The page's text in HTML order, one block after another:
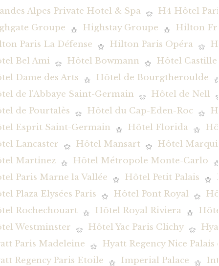
Alpes Private Hotel & Spa
H4 Hôtel
Groupe
Highstay Groupe
Hilton
Paris La Défense
Hilton Paris Opéra
Bel Ami
Hôtel Bowmann
Hôtel Castille
Dame des Arts
Hôtel de Bourgtheroulde
de l'Abbaye Saint-Germain
Hôtel de Nell
de Pourtalès
Hôtel du Cap-Eden-Roc
Esprit Saint-Germain
Hôtel Florida
Lancaster
Hôtel Mansart
Hôtel
Martinez
Hôtel Métropole Monte-Carlo
Paris Marne la Vallée
Hôtel Petit Palais
Plaza Elysées Paris
Hôtel Pont Royal
Rochechouart
Hôtel Royal Riviera
Westminster
Hôtel Yac Paris Clichy
Paris Madeleine
Hyatt Regency Nice
Regency Paris Etoile
Imperial Palace